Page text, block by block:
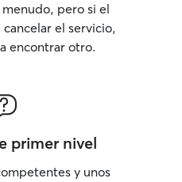
pero si el
el servicio,
encontrar otro.
primer nivel
y unos